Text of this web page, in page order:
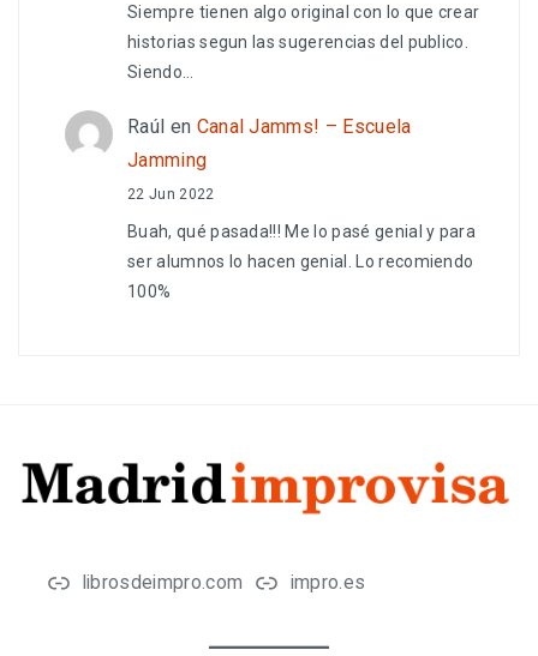
Siempre tienen algo original con lo que crear
historias segun las sugerencias del publico.
Siendo…
Raúl en Canal Jamms! – Escuela
Jamming
22 Jun 2022
Buah, qué pasada!!! Me lo pasé genial y para
ser alumnos lo hacen genial. Lo recomiendo
100%
librosdeimpro.com impro.es